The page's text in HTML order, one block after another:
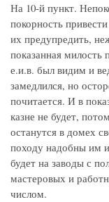
На 10-й пункт.
покорность
их предупредить,
показанная
е.и.в. был видим и
замедлился, но
почитается. И в
казне не будет,
останутся в домех
походу надобны им
будет на заводы с
мастеровых и
числом.